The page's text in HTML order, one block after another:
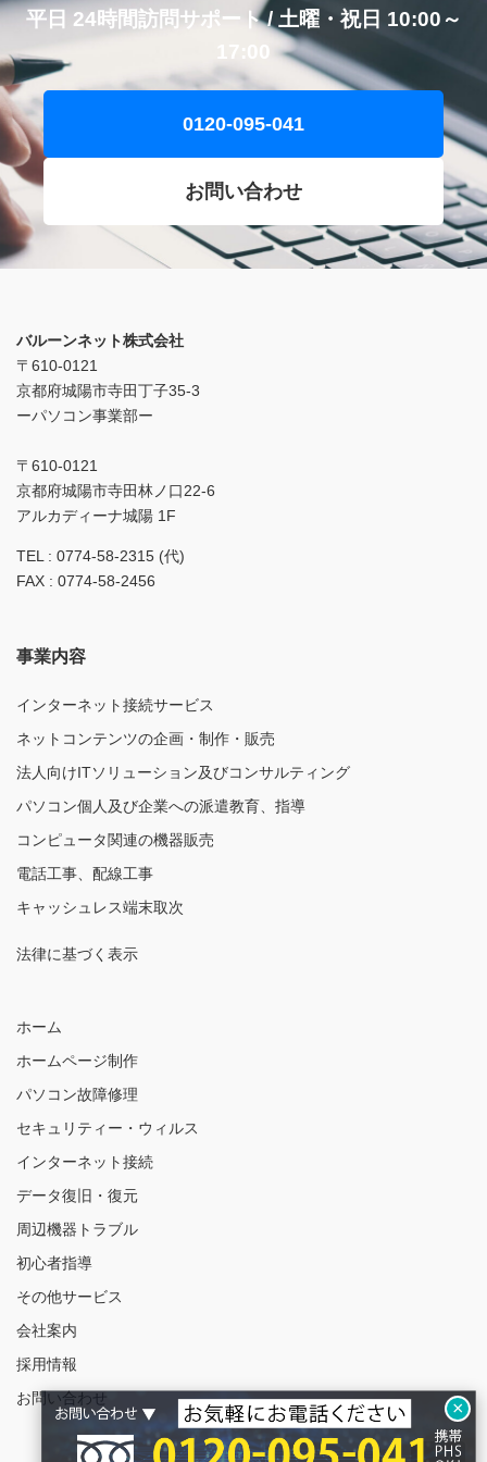
平日 24時間訪問サポート / 土曜・祝日 10:00～
17:00
0120-095-041
お問い合わせ
バルーンネット株式会社
〒610-0121
京都府城陽市寺田丁子35-3
ーパソコン事業部ー
〒610-0121
京都府城陽市寺田林ノ口22-6
アルカディーナ城陽 1F
TEL : 0774-58-2315 (代)
FAX : 0774-58-2456
事業内容
インターネット接続サービス
ネットコンテンツの企画・制作・販売
法人向けITソリューション及びコンサルティング
パソコン個人及び企業への派遣教育、指導
コンピュータ関連の機器販売
電話工事、配線工事
キャッシュレス端末取次
法律に基づく表示
ホーム
ホームページ制作
パソコン故障修理
セキュリティー・ウィルス
インターネット接続
データ復旧・復元
周辺機器トラブル
初心者指導
その他サービス
会社案内
採用情報
お問い合わせ
×